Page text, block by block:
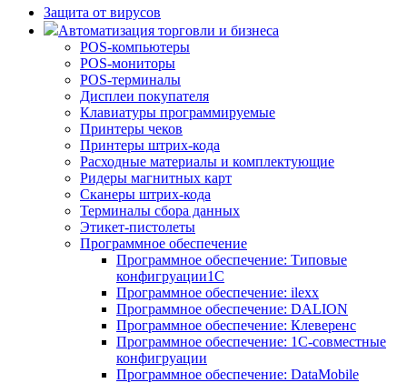
Защита от вирусов
Автоматизация торговли и бизнеса
POS-компьютеры
POS-мониторы
POS-терминалы
Дисплеи покупателя
Клавиатуры программируемые
Принтеры чеков
Принтеры штрих-кода
Расходные материалы и комплектующие
Ридеры магнитных карт
Сканеры штрих-кода
Терминалы сбора данных
Этикет-пистолеты
Программное обеспечение
Программное обеспечение: Типовые
конфигруации1С
Программное обеспечение: ilexx
Программное обеспечение: DALION
Программное обеспечение: Клеверенс
Программное обеспечение: 1С-совместные
конфигруации
Программное обеспечение: DataMobile